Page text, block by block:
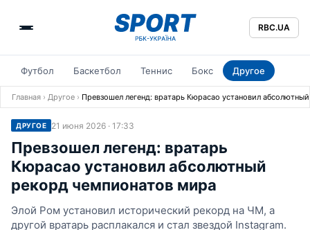
RBC.UA
Футбол Баскетбол Теннис Бокс Другое
Главная › Другое › Превзошел легенд: вратарь Кюрасао установил
ДРУГОЕ 21 июня 2026 · 17:33
Превзошел легенд: вратарь
Кюрасао установил абсолютный
рекорд чемпионатов мира
Элой Ром установил исторический рекорд на ЧМ, а
другой вратарь расплакался и стал звездой Instagram.